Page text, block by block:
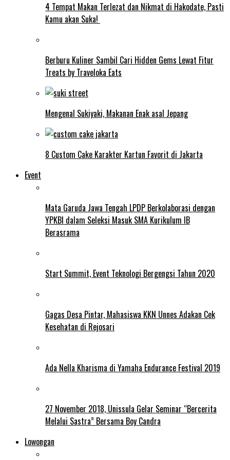
4 Tempat Makan Terlezat dan Nikmat di Hakodate, Pasti
Kamu akan Suka!
Berburu Kuliner Sambil Cari Hidden Gems Lewat Fitur
Treats by Traveloka Eats
Mengenal Sukiyaki, Makanan Enak asal Jepang
8 Custom Cake Karakter Kartun Favorit di Jakarta
Event
Mata Garuda Jawa Tengah LPDP Berkolaborasi dengan
YPKBI dalam Seleksi Masuk SMA Kurikulum IB
Berasrama
Start Summit, Event Teknologi Bergengsi Tahun 2020
Gagas Desa Pintar, Mahasiswa KKN Unnes Adakan Cek
Kesehatan di Rejosari
Ada Nella Kharisma di Yamaha Endurance Festival 2019
27 November 2018, Unissula Gelar Seminar “Bercerita
Melalui Sastra” Bersama Boy Candra
Lowongan